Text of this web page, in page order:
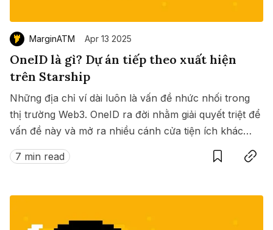
MarginATM Apr 13 2025
OneID là gì? Dự án tiếp theo xuất hiện
trên Starship
Những địa chỉ ví dài luôn là vấn đề nhức nhối trong
thị trường Web3. OneID ra đời nhằm giải quyết triệt để
vấn đề này và mở ra nhiều cánh cửa tiện ích khác
nữa dành cho người dùng trong thế giới Web3.
7 min read
SaveCopy link